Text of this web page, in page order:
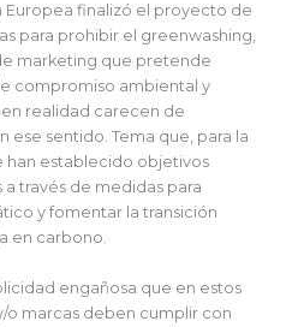
Europea finalizó el proyecto de
para prohibir el greenwashing,
marketing que pretende
compromiso ambiental y
realidad carecen de
ese sentido. Tema que, para la
han establecido objetivos
través de medidas para
y fomentar la transición
en carbono.
engañosa que en estos
o marcas deben cumplir con